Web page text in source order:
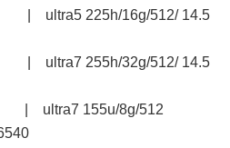
| ultra5 225h/16g/512/ 14.5
| ultra7 255h/32g/512/ 14.5
| ultra7 155u/8g/512